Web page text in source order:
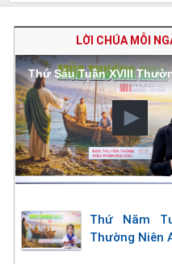
LỜI CHÚA MỖI
Thứ Sáu Tuần XVIII
Thứ Năm
Thường Niên